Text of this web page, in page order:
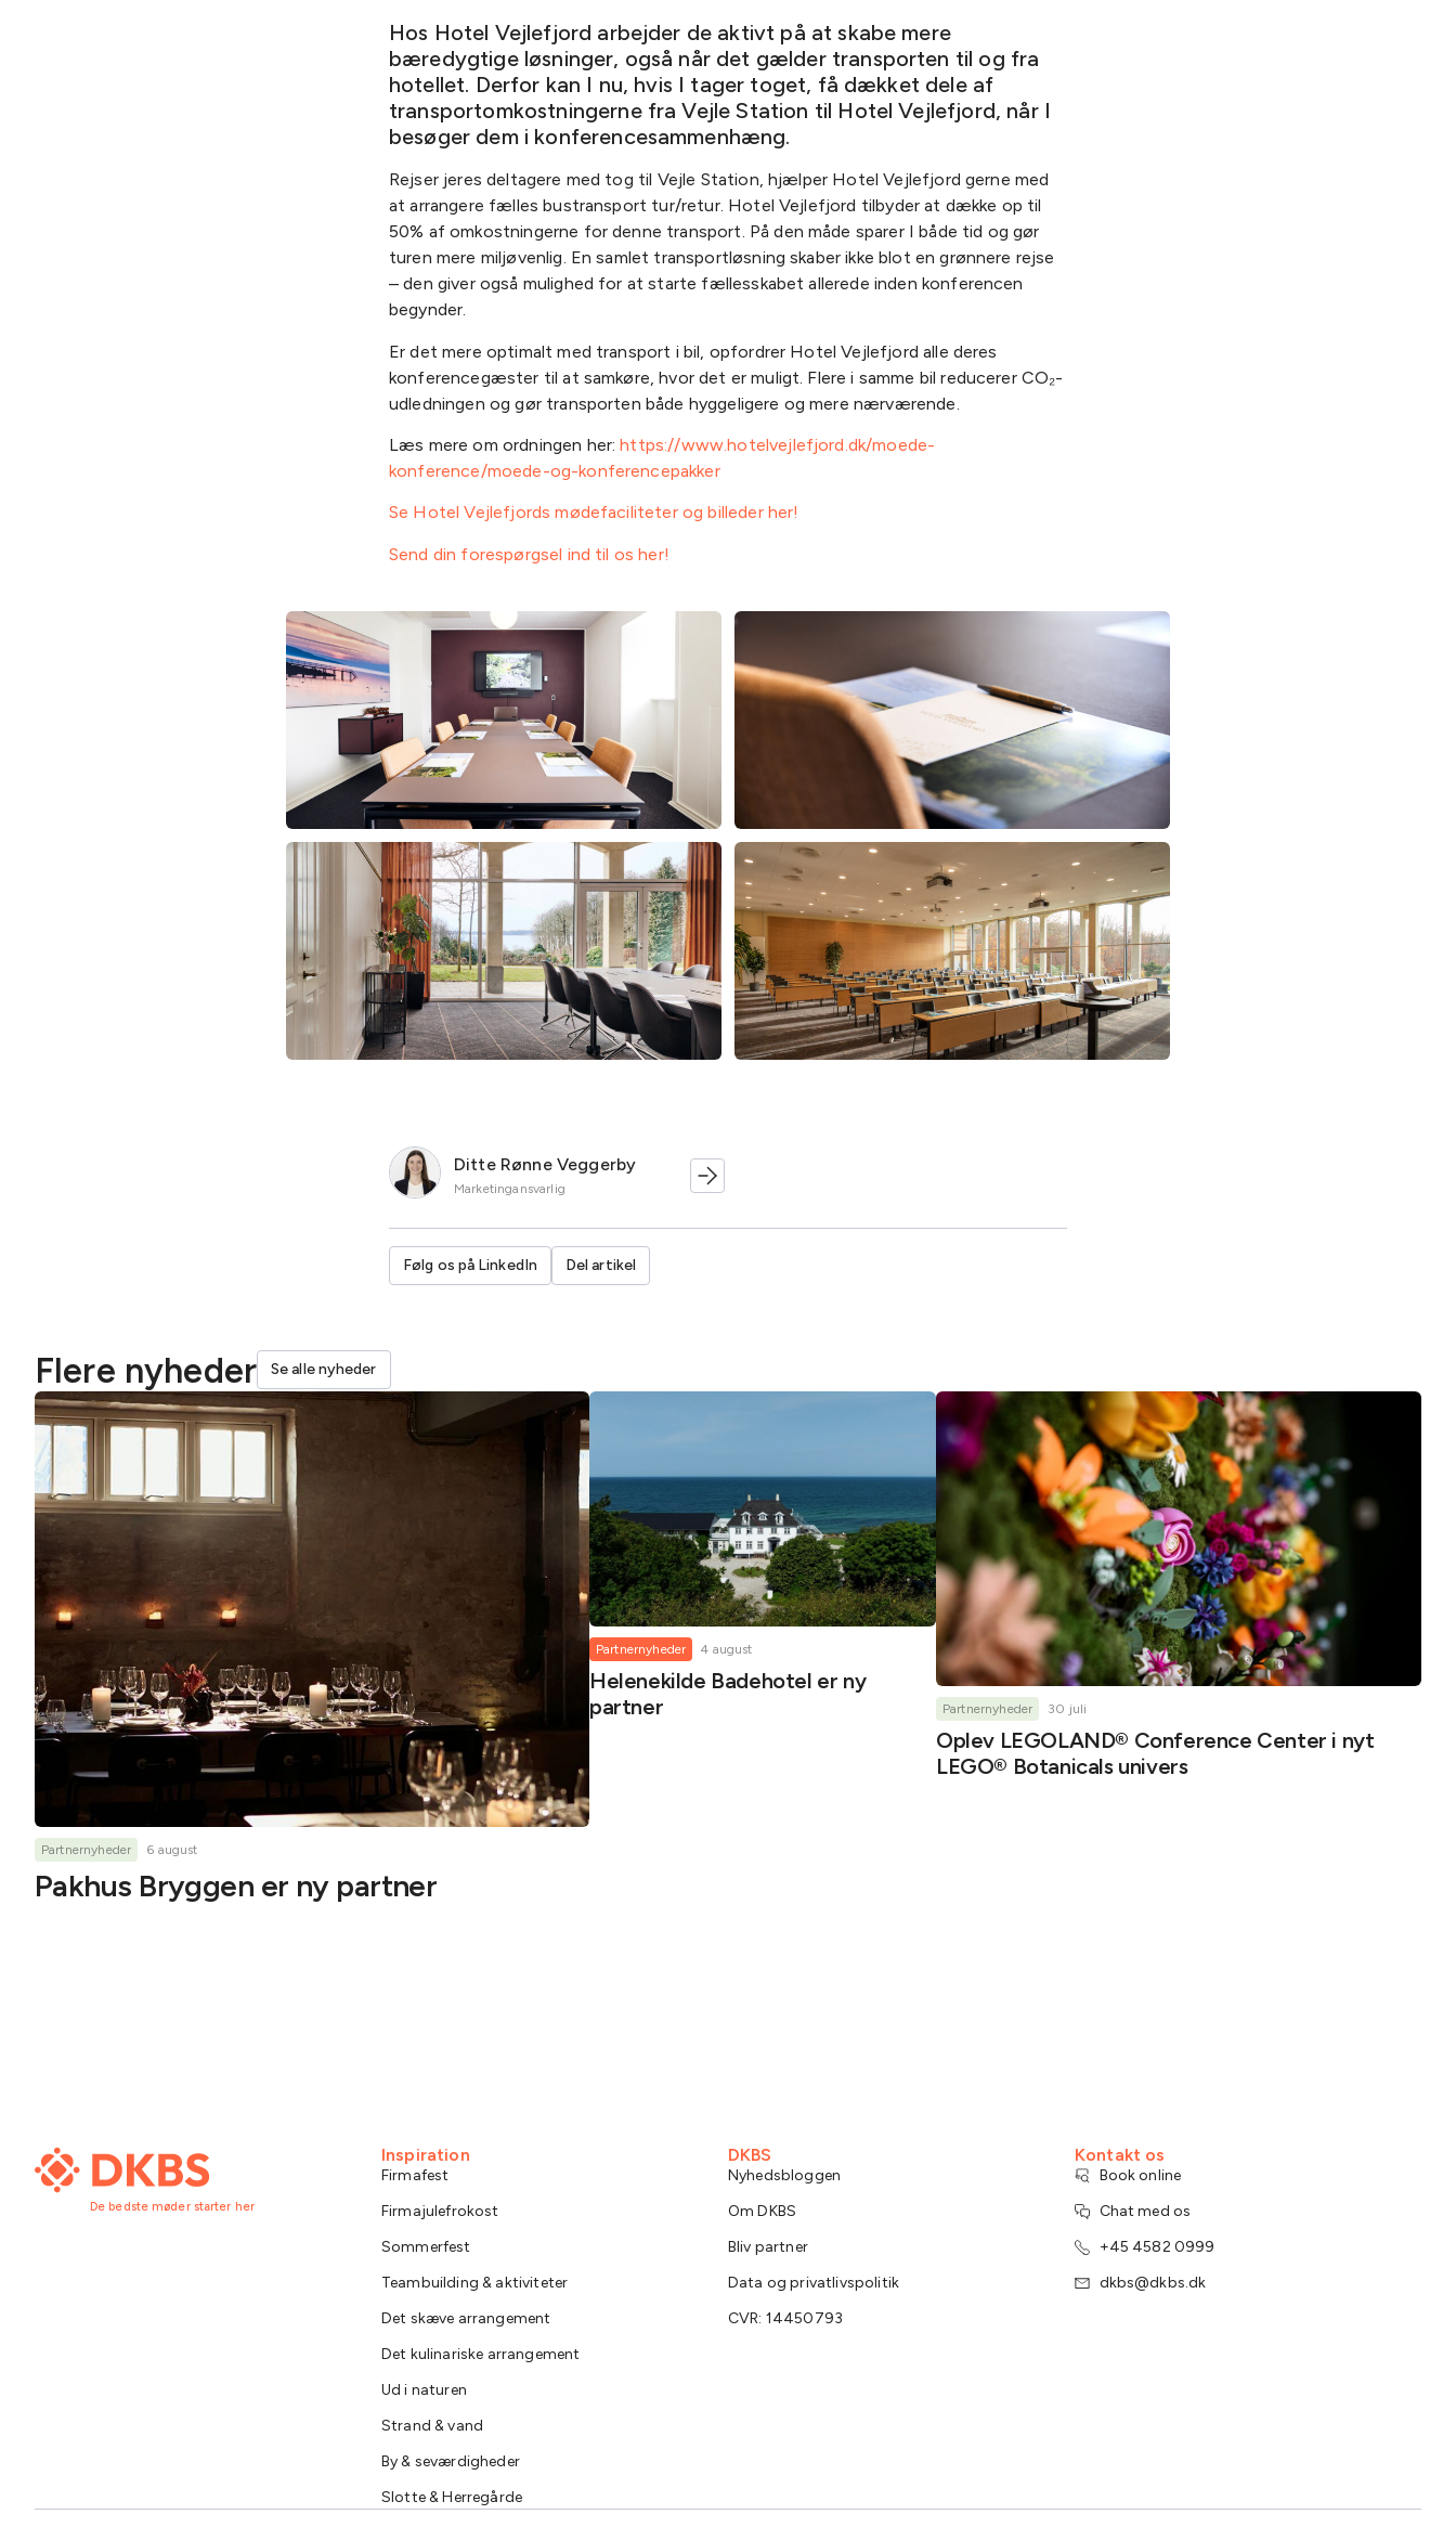
Hos Hotel Vejlefjord arbejder de aktivt på at skabe mere
bæredygtige løsninger, også når det gælder transporten til og fra
hotellet. Derfor kan I nu, hvis I tager toget, få dækket dele af
transportomkostningerne fra Vejle Station til Hotel Vejlefjord, når I
besøger dem i konferencesammenhæng.
Rejser jeres deltagere med tog til Vejle Station, hjælper Hotel Vejlefjord gerne med
at arrangere fælles bustransport tur/retur. Hotel Vejlefjord tilbyder at dække op til
50% af omkostningerne for denne transport. På den måde sparer I både tid og gør
turen mere miljøvenlig. En samlet transportløsning skaber ikke blot en grønnere rejse
– den giver også mulighed for at starte fællesskabet allerede inden konferencen
begynder.
Er det mere optimalt med transport i bil, opfordrer Hotel Vejlefjord alle deres
konferencegæster til at samkøre, hvor det er muligt. Flere i samme bil reducerer CO₂-
udledningen og gør transporten både hyggeligere og mere nærværende.
Læs mere om ordningen her:https://www.hotelvejlefjord.dk/moede-
konference/moede-og-konferencepakker
Se Hotel Vejlefjords mødefaciliteter og billeder her!
Send din forespørgsel ind til os her!
Ditte Rønne Veggerby
Marketingansvarlig
Følg os på LinkedIn Del artikel
Flere nyheder Se alle nyheder
Partnernyheder 6 august
Pakhus Bryggen er ny partner
Partnernyheder 4 august
Helenekilde Badehotel er ny
partner
Partnernyheder 30 juli
Oplev LEGOLAND® Conference Center i nyt
LEGO® Botanicals univers
De bedste møder starter her
Inspiration
Firmafest
Firmajulefrokost
Sommerfest
Teambuilding & aktiviteter
Det skæve arrangement
Det kulinariske arrangement
Ud i naturen
Strand & vand
By & seværdigheder
Slotte & Herregårde
DKBS
Nyhedsbloggen
Om DKBS
Bliv partner
Data og privatlivspolitik
CVR: 14450793
Kontakt os
Book online
Chat med os
+45 4582 0999
dkbs@dkbs.dk